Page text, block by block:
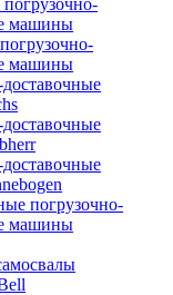
машины
машины
погрузочно-
машины